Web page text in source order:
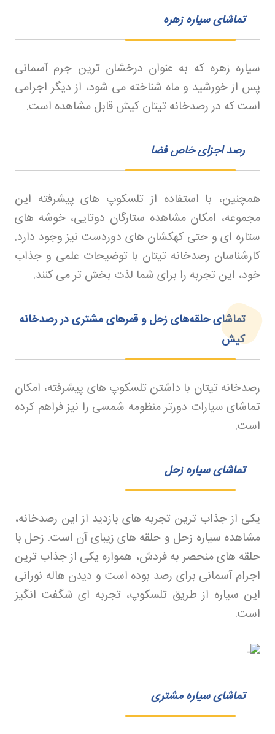
تماشای سیاره زهره
سیاره زهره که به عنوان درخشان‌ ترین جرم آسمانی
پس از خورشید و ماه شناخته می‌ شود، از دیگر اجرامی
است که در رصدخانه تیتان کیش قابل مشاهده است.
رصد اجزای خاص فضا
همچنین، با استفاده از تلسکوپ‌ های پیشرفته این
مجموعه، امکان مشاهده ستارگان دوتایی، خوشه‌ های
ستاره‌ ای و حتی کهکشان‌ های دوردست نیز وجود دارد.
کارشناسان رصدخانه تیتان با توضیحات علمی و جذاب
خود، این تجربه را برای شما لذت‌ بخش‌ تر می‌ کنند.
تماشای حلقه‌های زحل و قمرهای مشتری در رصدخانه
کیش
رصدخانه تیتان با داشتن تلسکوپ‌ های پیشرفته، امکان
تماشای سیارات دورتر منظومه شمسی را نیز فراهم کرده
است.
تماشای سیاره زحل
یکی از جذاب‌ ترین تجربه‌ های بازدید از این رصدخانه،
مشاهده سیاره زحل و حلقه‌ های زیبای آن است. زحل با
حلقه‌ های منحصر به فردش، همواره یکی از جذاب‌ ترین
اجرام آسمانی برای رصد بوده است و دیدن هاله نورانی
این سیاره از طریق تلسکوپ، تجربه‌ ای شگفت‌ انگیز
است.
تماشای سیاره مشتری